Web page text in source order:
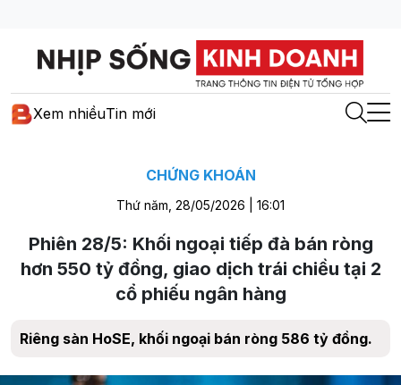
Xem nhiềuTin mới
CHỨNG KHOÁN
Thứ năm, 28/05/2026 | 16:01
Phiên 28/5: Khối ngoại tiếp đà bán ròng
hơn 550 tỷ đồng, giao dịch trái chiều tại 2
cổ phiếu ngân hàng
Riêng sàn HoSE, khối ngoại bán ròng 586 tỷ đồng.